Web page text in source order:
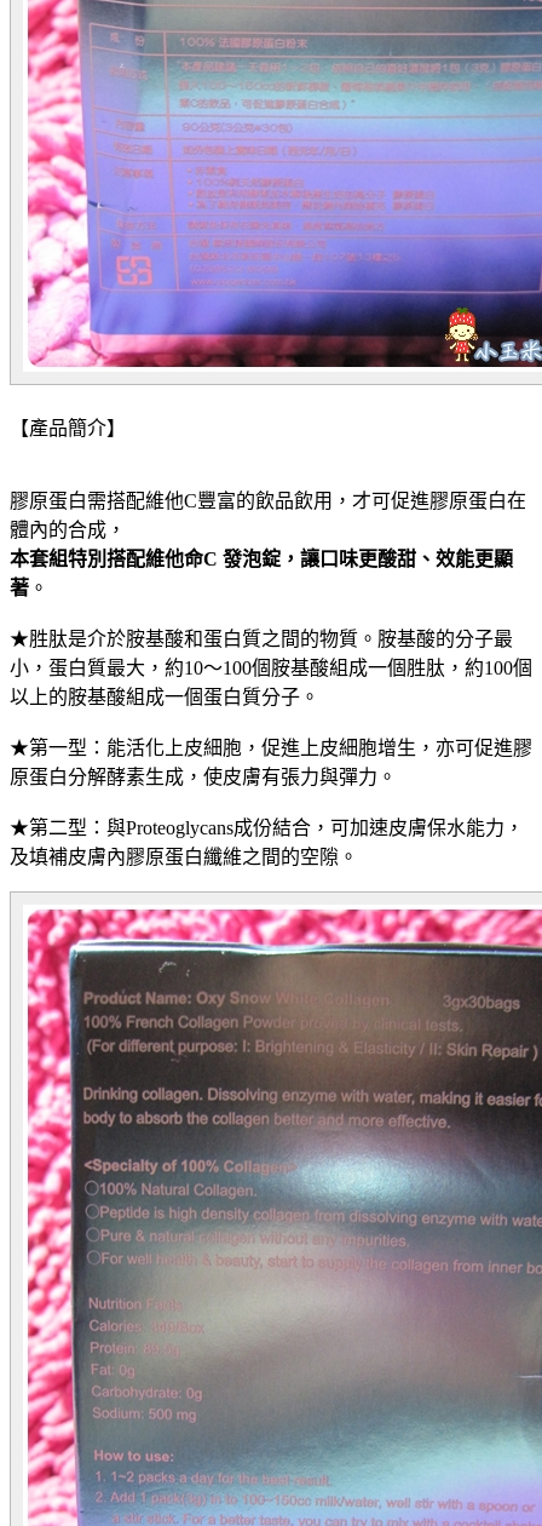
【產品簡介】
膠原蛋白需搭配維他C豐富的飲品飲用，才可促進膠原蛋白在
體內的合成，
本套組特別搭配維他命C 發泡錠，讓口味更酸甜、效能更顯
著 。
★胜肽是介於胺基酸和蛋白質之間的物質。胺基酸的分子最
小，蛋白質最大，約10～100個胺基酸組成一個胜肽，約100個
以上的胺基酸組成一個蛋白質分子。
★第一型：能活化上皮細胞，促進上皮細胞增生，亦可促進膠
原蛋白分解酵素生成，使皮膚有張力與彈力。
★第二型：與Proteoglycans成份結合，可加速皮膚保水能力，
及填補皮膚內膠原蛋白纖維之間的空隙。